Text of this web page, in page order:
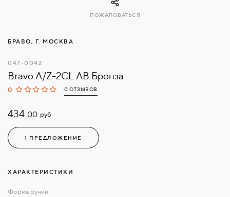
БРАВО, Г. МОСКВА
047-0042
Bravo A/Z-2CL AB Бронза
0 0 ОТЗЫВОВ
434.00 руб
1 ПРЕДЛОЖЕНИЕ
ПОЖАЛОВАТЬСЯ
ХАРАКТЕРИСТИКИ